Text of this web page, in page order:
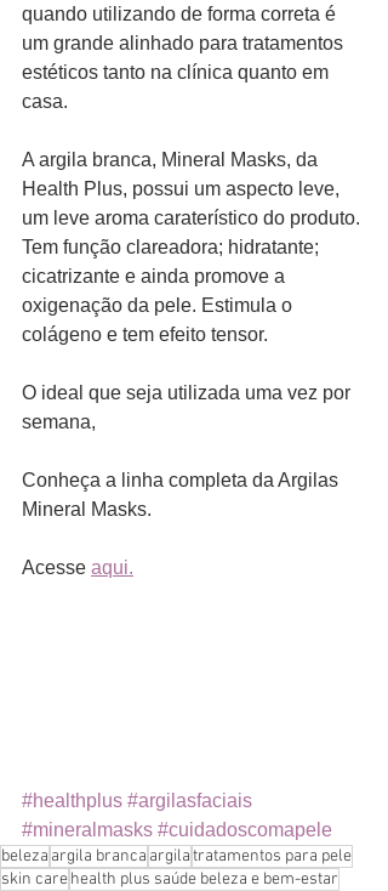
quando utilizando de forma correta é
um grande alinhado para tratamentos
estéticos tanto na clínica quanto em
casa.
A argila branca, Mineral Masks, da
Health Plus, possui um aspecto leve,
um leve aroma caraterístico do produto.
Tem função clareadora; hidratante;
cicatrizante e ainda promove a
oxigenação da pele. Estimula o
colágeno e tem efeito tensor.
O ideal que seja utilizada uma vez por
semana,
Conheça a linha completa da Argilas
Mineral Masks.
Acesse aqui.
#healthplus #argilasfaciais
#mineralmasks #cuidadoscomapele
beleza argila branca argilatratamentos para pele
skin carehealth plus saúde beleza e bem-estar